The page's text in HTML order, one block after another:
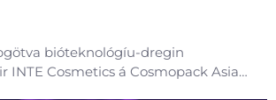
bióteknológíu-dregin
INTE Cosmetics á Cosmopack Asia